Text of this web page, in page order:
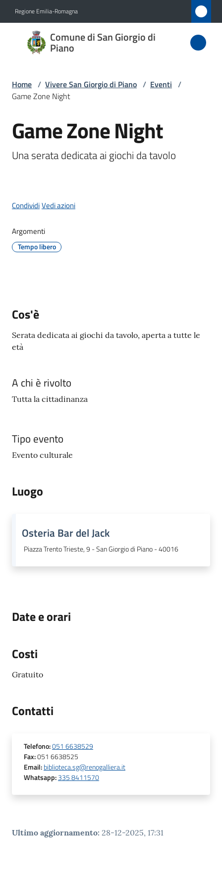
Regione Emilia-Romagna
Comune di San Giorgio di
Piano
Comune
di San
di Piano
Amministrazione
Novità
Vivere
Giorgio
di
Piano
Amministrazione
A
o
P
t
r
O
Seguici
su
Home / Vivere San Giorgio di Piano / Eventi /
Game Zone Night
Salta al contenuto
Game Zone Night
Una serata dedicata ai giochi da tavolo
CondividiVedi azioni
Argomenti
Tempo libero
Cos'è
Serata dedicata ai giochi da tavolo, aperta a tutte le
età
A chi è rivolto
Tutta la cittadinanza
Tipo evento
Evento culturale
Luogo
Osteria Bar del Jack
Piazza Trento Trieste, 9 - San Giorgio di Piano - 40016
Date e orari
Costi
Gratuito
Contatti
Telefono:051 6638529
Fax:051 6638525
Email:biblioteca.sg@renogalliera.it
Whatsapp:335 8411570
Ultimo aggiornamento: 28-12-2025, 17:31